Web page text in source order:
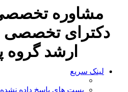
مشاوره
دکترای تخصصی
ارشد
لینک سریع
پست های پاسخ داده نشده